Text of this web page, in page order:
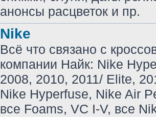
анонсы расцветок и пр.
Nike
Всё что связано с
компании Найк: Nike
2008, 2010, 2011/ Elite,
Nike Hyperfuse, Nike Air
все Foams, VC I-V, все